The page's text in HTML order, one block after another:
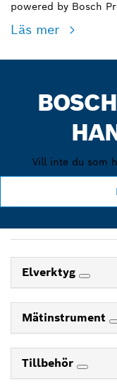
powered by Bosch
Läs mer
Vill inte du som
Elverktyg
Mätinstrument
Tillbehör